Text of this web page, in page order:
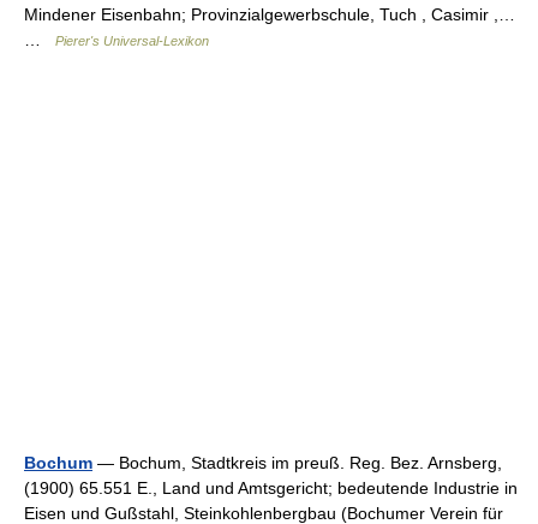
Mindener Eisenbahn; Provinzialgewerbschule, Tuch , Casimir ,…
Pierer's Universal-Lexikon
Bochum — Bochum, Stadtkreis im preuß. Reg. Bez. Arnsberg,
(1900) 65.551 E., Land und Amtsgericht; bedeutende Industrie in
Eisen und Gußstahl, Steinkohlenbergbau (Bochumer Verein für